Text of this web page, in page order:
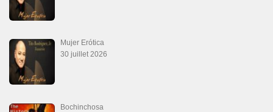
Mujer Erótica
30 juillet 2026
Bochinchosa